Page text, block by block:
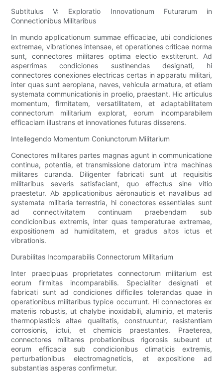
Subtitulus V: Exploratio Innovationum Futurarum in
Connectionibus Militaribus
In mundo applicationum summae efficaciae, ubi condiciones
extremae, vibrationes intensae, et operationes criticae norma
sunt, connectores militares optima electio exstiterunt. Ad
asperrimas condiciones sustinendas designati, hi
connectores conexiones electricas certas in apparatu militari,
inter quas sunt aeroplana, naves, vehicula armatura, et etiam
systemata communicationis in proelio, praestant. Hic articulus
momentum, firmitatem, versatilitatem, et adaptabilitatem
connectorum militarium explorat, eorum incomparabilem
efficaciam illustrans et innovationes futuras disserens.
Intellegendo Momentum Coniunctorum Militarium
Conectores militares partes magnas agunt in communicatione
continua, potentia, et transmissione datorum intra machinas
militares curanda. Diligenter fabricati sunt ut requisitis
militaribus severis satisfaciant, quo effectus sine vitio
praestetur. Ab applicationibus aëronauticis et navalibus ad
systemata militaria terrestria, hi conectores essentiales sunt
ad connectivitatem continuam praebendam sub
condicionibus extremis, inter quas temperaturae extremae,
expositionem ad humiditatem, et gradus altos ictus et
vibrationis.
Durabilitas Incomparabilis Connectorum Militarium
Inter praecipuas proprietates connectorum militarium est
eorum firmitas incomparabilis. Specialiter designati et
fabricati sunt ad condiciones difficiles tolerandas quae in
operationibus militaribus typice occurrunt. Hi connectores ex
materiis robustis, ut chalybe inoxidabili, aluminio, et materiis
thermoplasticis altae qualitatis, construuntur, resistentiam
corrosionis, ictui, et chemicis praestantes. Praeterea,
connectores militares probationibus rigorosis subeunt ut
eorum efficacia sub condicionibus climaticis extremis,
perturbationibus electromagneticis, et expositione ad
substantias asperas confirmetur.